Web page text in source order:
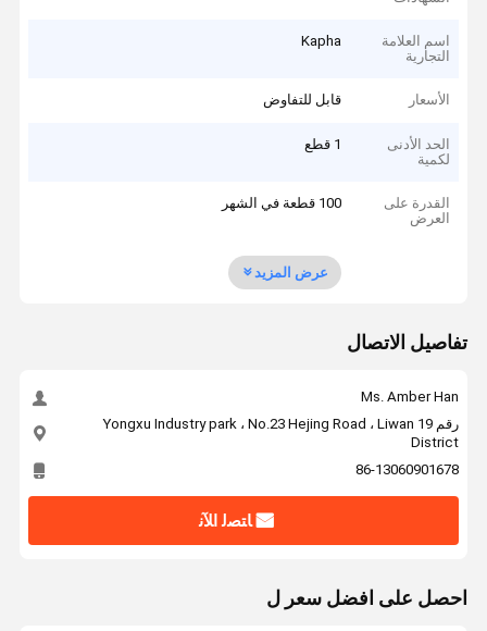
اسم العلامة
التجارية
Kapha
الأسعار قابل للتفاوض
الحد الأدنى
لكمية
1 قطع
القدرة على
العرض
100 قطعة في الشهر
عرض المزيد
تفاصيل الاتصال
Ms. Amber Han
رقم 19 Yongxu Industry park ، No.23 Hejing Road ، Liwan
District
86-13060901678
ﺎﺘﺼﻟ ﺍﻶﻧ
احصل على افضل سعر ل